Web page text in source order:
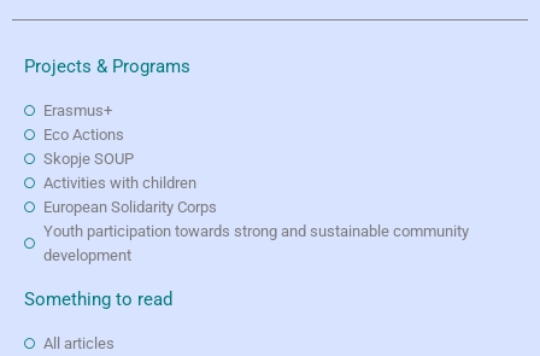
Projects & Programs
Erasmus+
Eco Actions
Skopje SOUP
Activities with children
European Solidarity Corps
Youth participation towards strong and sustainable community
development
Something to read
All articles